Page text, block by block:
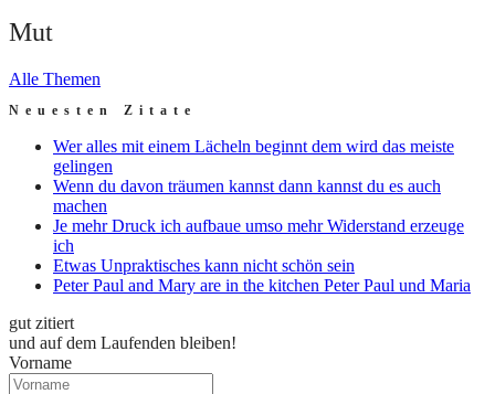
Mut
Alle Themen
Neuesten Zitate
Wer alles mit einem Lächeln beginnt dem wird das meiste
gelingen
Wenn du davon träumen kannst dann kannst du es auch
machen
Je mehr Druck ich aufbaue umso mehr Widerstand erzeuge
ich
Etwas Unpraktisches kann nicht schön sein
Peter Paul and Mary are in the kitchen Peter Paul und Maria
gut zitiert
und auf dem Laufenden bleiben!
Vorname